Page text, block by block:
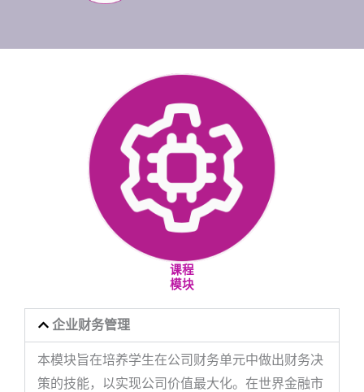
课程
模块
企业财务管理
本模块旨在培养学生在公司财务单元中做出财务决
策的技能，以实现公司价值最大化。在世界金融市